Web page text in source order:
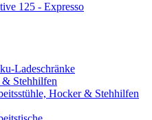
125 - Expresso
Ladeschränke
Stehhilfen
Hocker & Stehhilfen